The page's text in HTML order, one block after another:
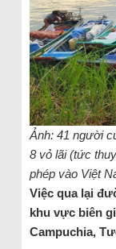
Ảnh: 41 người
8 vỏ lãi (tức
phép vào Việt
Việc qua lại
khu vực biên
Campuchia,